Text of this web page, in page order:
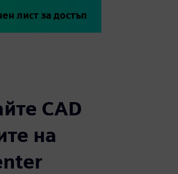
лист за достъп
CAD
на